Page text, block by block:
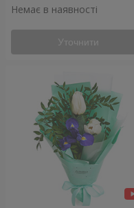
Немає в наявності
Уточнити